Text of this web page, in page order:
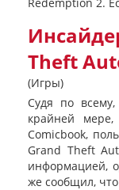
Theft
(Игры)
Судя по
крайней
Comicbook,
Grand Theft
информацией,
же сообщил,